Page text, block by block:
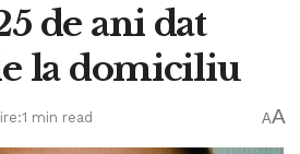
de ani dat
la domiciliu
min read AA